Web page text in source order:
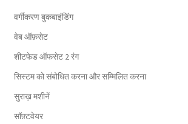
वर्गीकरण बुकबाइंडिंग
वेब ऑफ़सेट
शीटफेड ऑफसेट 2 रंग
सिस्टम को संबोधित करना और सम्मिलित करना
सुराख़ मशीनें
सॉफ़्टवेयर